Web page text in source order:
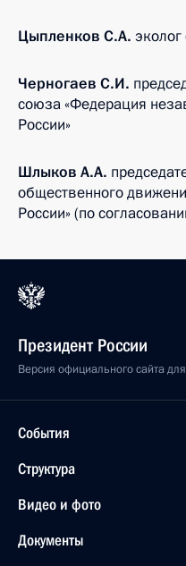
Цыпленков С.А.
Черногаев С.И.
союза «Федерация
России»
Шлыков А.А.
общественного
России» (по
Президент России
Версия официального сайта
События
Структура
Видео и фото
Документы